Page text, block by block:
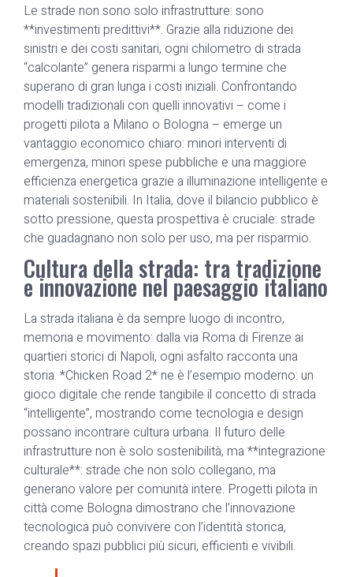
Le strade non sono solo infrastrutture: sono
**investimenti predittivi**. Grazie alla riduzione dei
sinistri e dei costi sanitari, ogni chilometro di strada
“calcolante” genera risparmi a lungo termine che
superano di gran lunga i costi iniziali. Confrontando
modelli tradizionali con quelli innovativi – come i
progetti pilota a Milano o Bologna – emerge un
vantaggio economico chiaro: minori interventi di
emergenza, minori spese pubbliche e una maggiore
efficienza energetica grazie a illuminazione intelligente e
materiali sostenibili. In Italia, dove il bilancio pubblico è
sotto pressione, questa prospettiva è cruciale: strade
che guadagnano non solo per uso, ma per risparmio.
Cultura della strada: tra tradizione
e innovazione nel paesaggio italiano
La strada italiana è da sempre luogo di incontro,
memoria e movimento: dalla via Roma di Firenze ai
quartieri storici di Napoli, ogni asfalto racconta una
storia. *Chicken Road 2* ne è l’esempio moderno: un
gioco digitale che rende tangibile il concetto di strada
“intelligente”, mostrando come tecnologia e design
possano incontrare cultura urbana. Il futuro delle
infrastrutture non è solo sostenibilità, ma **integrazione
culturale**: strade che non solo collegano, ma
generano valore per comunità intere. Progetti pilota in
città come Bologna dimostrano che l’innovazione
tecnologica può convivere con l’identità storica,
creando spazi pubblici più sicuri, efficienti e vivibili.